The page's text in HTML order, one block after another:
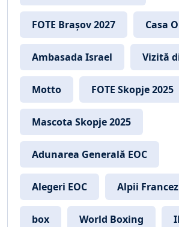
FOTE Brașov 2027 Casa
Ambasada Israel Vizită
Motto FOTE Skopje 2025
Mascota Skopje 2025
Adunarea Generală EOC
Alegeri EOC Alpii
box World Boxing